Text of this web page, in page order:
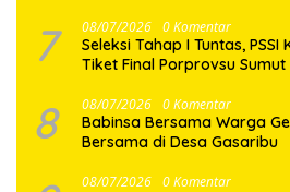
7 08/07/2026 0 Komentar
Seleksi Tahap I Tuntas,
Tiket Final Porprovsu Sumut
8 08/07/2026 0 Komentar
Babinsa Bersama Warga
Bersama di Desa Gasaribu
08/07/2026 0 Komentar